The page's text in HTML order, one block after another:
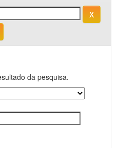
da pesquisa.